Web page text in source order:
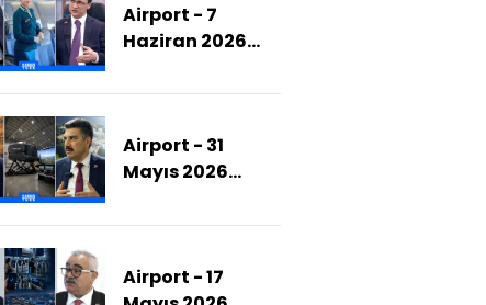
Bir Çağ Mı
Başlıyor?)
Airport - 7
Haziran 2026
Havayolları'nın
Neler?)
Airport - 31
Mayıs 2026
Üretiminde
Konumu Nedir?)
Airport - 17